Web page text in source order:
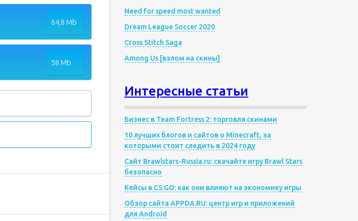
64,8 Mb
58 Mb
Need for speed most wanted
Dream League Soccer 2020
Cross Stitch Saga
Among Us [взлом на скины]
Интересные статьи
Бизнес в Team Fortress 2: торговля скинами
10 лучших блогов и сайтов о Minecraft, за
которыми стоит следить в 2024 году
Сайт Brawlstars-Russia.ru: скачайте игру Brawl Stars
безопасно
Кейсы в CS:GO: как они влияют на экономику игры
Обзор сайта APPDA.RU: центр игр и приложений
для Android